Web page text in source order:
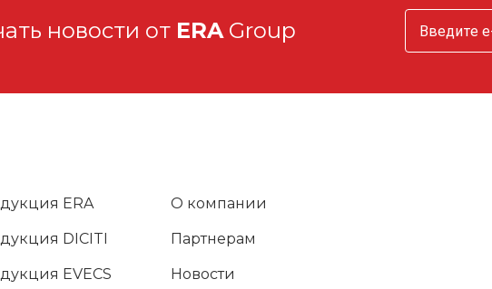
новости от ERAGroup
ERA
DICITI
EVECS
О компании
Партнерам
Новости